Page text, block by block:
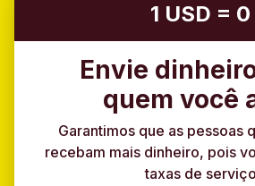
1 USD = 0
Envie
quem você
Garantimos que as pessoas
recebam mais dinheiro, pois
taxas de serviço